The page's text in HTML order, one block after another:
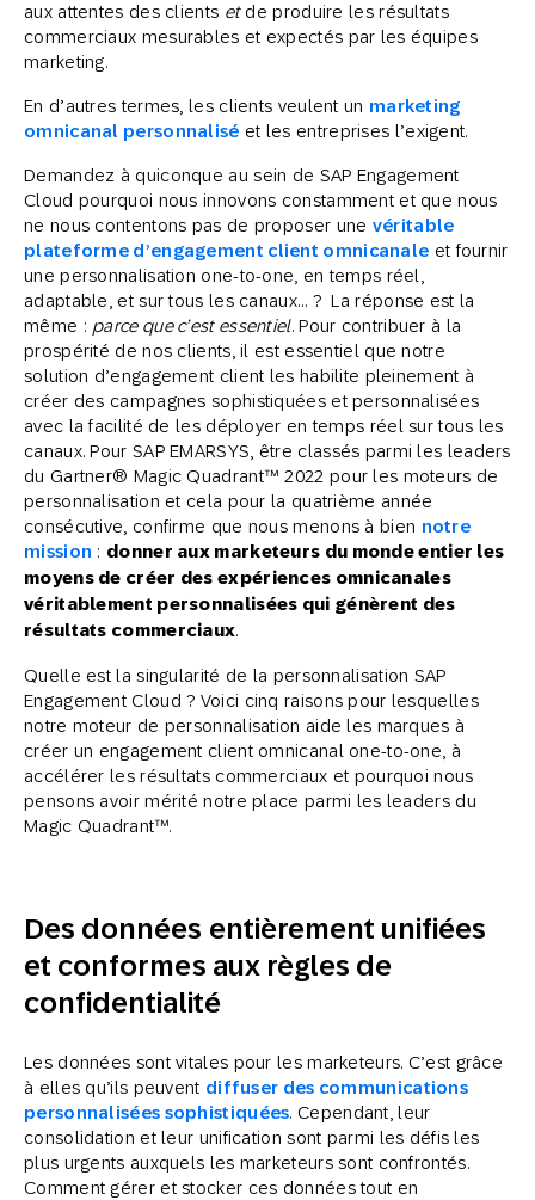
aux attentes des clients etde produire les résultats
commerciaux mesurables et expectés par les équipes
marketing.
En d’autres termes, les clients veulent un marketing
omnicanal personnalisé et les entreprises l’exigent.
Demandez à quiconque au sein de SAP Engagement
Cloud pourquoi nous innovons constamment et que nous
ne nous contentons pas de proposer une véritable
plateforme d’engagement client omnicanale et fournir
une personnalisation one-to-one, en temps réel,
adaptable, et sur tous les canaux… ? La réponse est la
même : parce que c’est essentiel. Pour contribuer à la
prospérité de nos clients, il est essentiel que notre
solution d’engagement client les habilite pleinement à
créer des campagnes sophistiquées et personnalisées
avec la facilité de les déployer en temps réel sur tous les
canaux. Pour SAP EMARSYS, être classés parmi les leaders
du Gartner® Magic Quadrant™ 2022 pour les moteurs de
personnalisation et cela pour la quatrième année
consécutive, confirme que nous menons à bien notre
mission : donner aux marketeurs du monde entier les
moyens de créer des expériences omnicanales
véritablement personnalisées qui génèrent des
résultats commerciaux.
Quelle est la singularité de la personnalisation SAP
Engagement Cloud ? Voici cinq raisons pour lesquelles
notre moteur de personnalisation aide les marques à
créer un engagement client omnicanal one-to-one, à
accélérer les résultats commerciaux et pourquoi nous
pensons avoir mérité notre place parmi les leaders du
Magic Quadrant™.
Des données entièrement unifiées
et conformes aux règles de
confidentialité
Les données sont vitales pour les marketeurs. C’est grâce
à elles qu’ils peuvent diffuser des communications
personnalisées sophistiquées. Cependant, leur
consolidation et leur unification sont parmi les défis les
plus urgents auxquels les marketeurs sont confrontés.
Comment gérer et stocker ces données tout en